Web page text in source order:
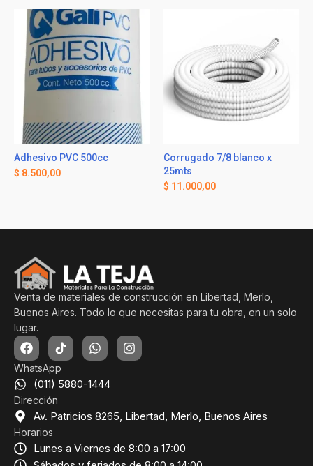
Adhesivo PVC 500cc
$ 8.500,00
Corrugado 7/8 blanco x
25mts
$ 11.000,00
Venta de materiales de construcción en Libertad, Merlo,
Buenos Aires. Todo lo que necesitas para tu obra, en un solo
lugar.
WhatsApp
(011) 5880-1444
Dirección
Av. Patricios 8265, Libertad, Merlo, Buenos Aires
Horarios
Lunes a Viernes de 8:00 a 17:00